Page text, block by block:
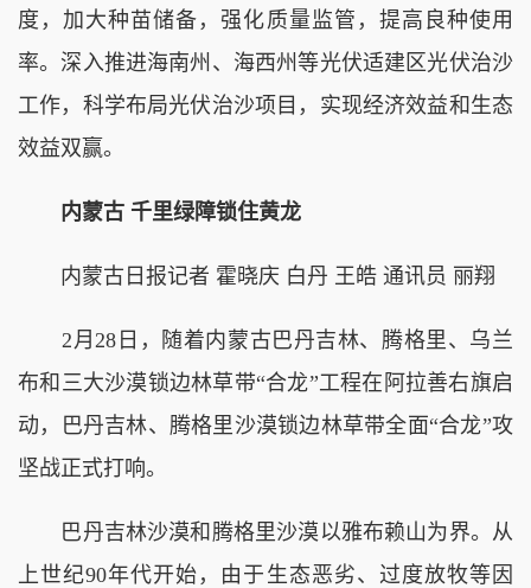
度，加大种苗储备，强化质量监管，提高良种使用
率。深入推进海南州、海西州等光伏适建区光伏治沙
工作，科学布局光伏治沙项目，实现经济效益和生态
效益双赢。
内蒙古 千里绿障锁住黄龙
内蒙古日报记者 霍晓庆 白丹 王皓 通讯员 丽翔
2月28日，随着内蒙古巴丹吉林、腾格里、乌兰
布和三大沙漠锁边林草带“合龙”工程在阿拉善右旗启
动，巴丹吉林、腾格里沙漠锁边林草带全面“合龙”攻
坚战正式打响。
巴丹吉林沙漠和腾格里沙漠以雅布赖山为界。从
上世纪90年代开始，由于生态恶劣、过度放牧等因